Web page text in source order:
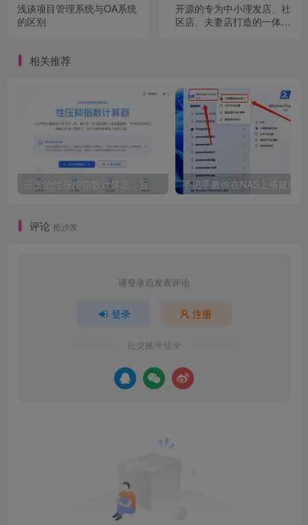
浅谈项目管理系统与OA系统
的区别
开源的专为中小理发店、社
区店、夫妻店打造的一体化
相关推荐
评论 抢沙发
请登录后发表评论
登录 注册
社交账号登录